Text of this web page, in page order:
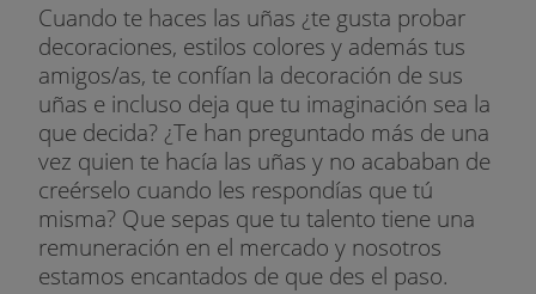
Cuando te haces las uñas ¿te gusta probar
decoraciones, estilos colores y además tus
amigos/as, te confían la decoración de sus
uñas e incluso deja que tu imaginación sea la
que decida? ¿Te han preguntado más de una
vez quien te hacía las uñas y no acababan de
creérselo cuando les respondías que tú
misma? Que sepas que tu talento tiene una
remuneración en el mercado y nosotros
estamos encantados de que des el paso.